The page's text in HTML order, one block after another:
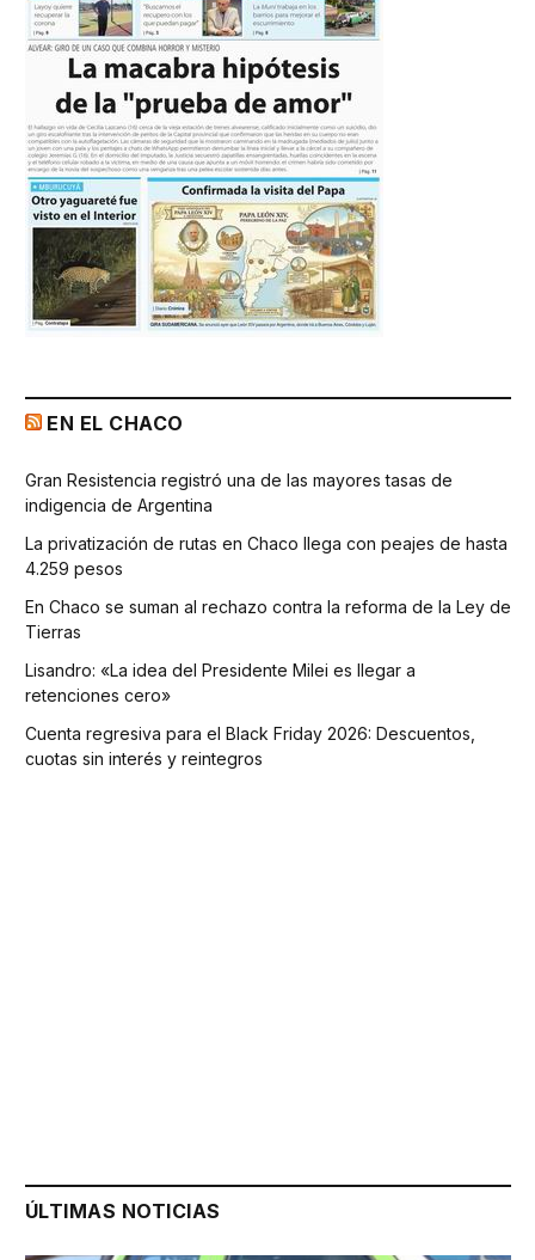
EN EL CHACO
Gran Resistencia registró una de las mayores tasas de
indigencia de Argentina
La privatización de rutas en Chaco llega con peajes de hasta
4.259 pesos
En Chaco se suman al rechazo contra la reforma de la Ley de
Tierras
Lisandro: «La idea del Presidente Milei es llegar a
retenciones cero»
Cuenta regresiva para el Black Friday 2026: Descuentos,
cuotas sin interés y reintegros
ÚLTIMAS NOTICIAS